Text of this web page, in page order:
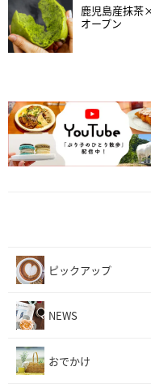
鹿児島産抹茶
オープン
ピックアップ
NEWS
おでかけ